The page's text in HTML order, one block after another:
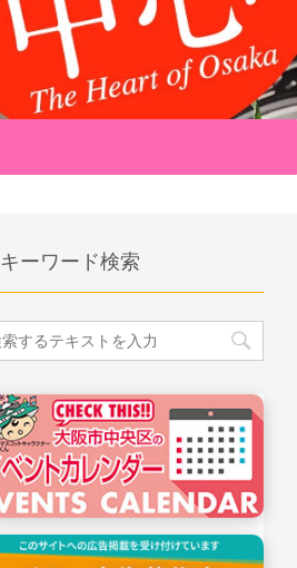
キーワード検索